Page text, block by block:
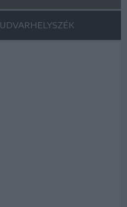
UDVARHELYSZÉK